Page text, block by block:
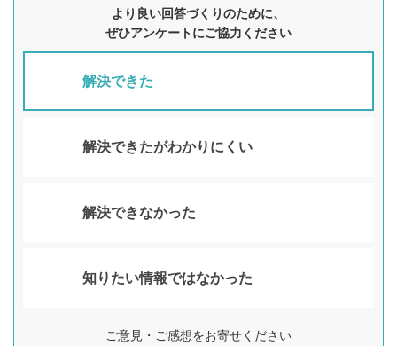
より良い回答づくりのために、
ぜひアンケートにご協力ください
解決できた
解決できたがわかりにくい
解決できなかった
知りたい情報ではなかった
ご意見・ご感想をお寄せください